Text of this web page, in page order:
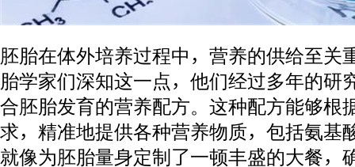
胚胎在体外培养过程中，营养的供给至关
胎学家们深知这一点，他们经过多年的研
合胚胎发育的营养配方。这种配方能够根
求，精准地提供各种营养物质，包括氨基
就像为胚胎量身定制了一顿丰盛的大餐，